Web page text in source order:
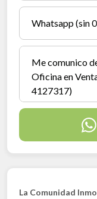
La Comunidad